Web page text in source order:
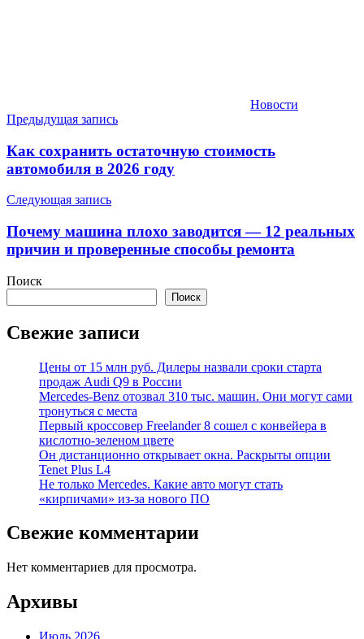
Новости
Навигация
по
записям
Предыдущая запись
Как сохранить остаточную стоимость
автомобиля в 2026 году
Следующая запись
Почему машина плохо заводится — 12 реальных
причин и проверенные способы ремонта
Поиск
Поиск
Свежие записи
Цены от 15 млн руб. Дилеры назвали сроки старта
продаж Audi Q9 в России
Mercedes-Benz отозвал 310 тыс. машин. Они могут сами
тронуться с места
Первый кроссовер Freelander 8 сошел с конвейера в
кислотно-зеленом цвете
Он дистанционно открывает окна. Раскрыты опции
Tenet Plus L4
Не только Mercedes. Какие авто могут стать
«кирпичами» из-за нового ПО
Свежие комментарии
Нет комментариев для просмотра.
Архивы